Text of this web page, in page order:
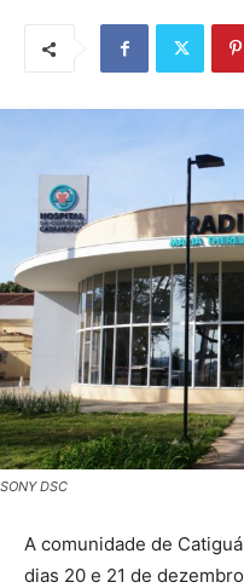
SONY DSC
A comunidade de
dias 20 e 21 de